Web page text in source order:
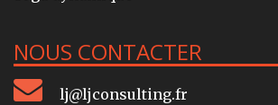
NOUS CONTACTER
lj@ljconsulting.fr